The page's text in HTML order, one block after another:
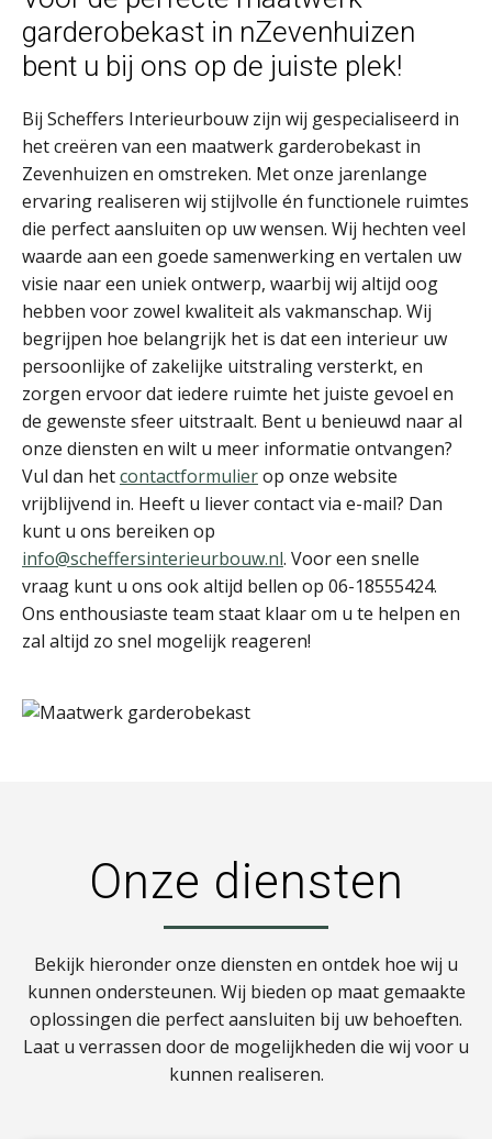
garderobekast in nZevenhuizen
bent u bij ons op de juiste plek!
Bij Scheffers Interieurbouw zijn wij gespecialiseerd in
het creëren van een maatwerk garderobekast in
Zevenhuizen en omstreken. Met onze jarenlange
ervaring realiseren wij stijlvolle én functionele ruimtes
die perfect aansluiten op uw wensen. Wij hechten veel
waarde aan een goede samenwerking en vertalen uw
visie naar een uniek ontwerp, waarbij wij altijd oog
hebben voor zowel kwaliteit als vakmanschap. Wij
begrijpen hoe belangrijk het is dat een interieur uw
persoonlijke of zakelijke uitstraling versterkt, en
zorgen ervoor dat iedere ruimte het juiste gevoel en
de gewenste sfeer uitstraalt. Bent u benieuwd naar al
onze diensten en wilt u meer informatie ontvangen?
Vul dan hetcontactformulierop onze website
vrijblijvend in. Heeft u liever contact via e-mail? Dan
kunt u ons bereiken op
info@scheffersinterieurbouw.nl. Voor een snelle
vraag kunt u ons ook altijd bellen op 06-18555424.
Ons enthousiaste team staat klaar om u te helpen en
zal altijd zo snel mogelijk reageren!
Onze diensten
Bekijk hieronder onze diensten en ontdek hoe wij u
kunnen ondersteunen. Wij bieden op maat gemaakte
oplossingen die perfect aansluiten bij uw behoeften.
Laat u verrassen door de mogelijkheden die wij voor u
kunnen realiseren.